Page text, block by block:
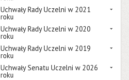
Uchwały Rady Uczelni w 2021
roku
Uchwały Rady Uczelni w 2020
roku
Uchwały Rady Uczelni w 2019
roku
Uchwały Senatu Uczelni w 2026
roku